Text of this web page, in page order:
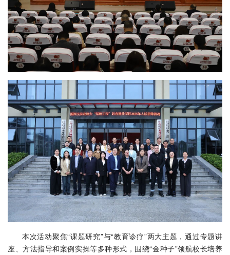
本次活动聚焦“课题研究”与“教育诊疗”两大主题，通过专题讲
座、方法指导和案例实操等多种形式，围绕“金种子”领航校长培养